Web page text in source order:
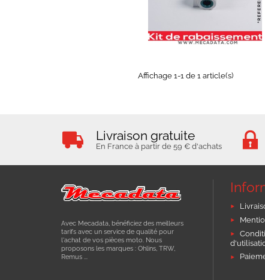
Affichage 1-1 de 1 article(s)
Livraison gratuite
En France à partir de 59 € d'achats
Avec Mecadata, bénéficiez des meilleurs
tarifs avec un service de qualité pour
l'achat de vos pièces moto. Nous
proposons les marques : Ohlins, TRW,
Remus ...